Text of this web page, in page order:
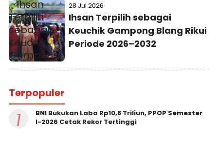
28 Jul 2026
Ihsan Terpilih sebagai
Keuchik Gampong Blang Rikui
Periode 2026–2032
Terpopuler
1
BNI Bukukan Laba Rp10,8 Triliun, PPOP Semester
I-2026 Cetak Rekor Tertinggi